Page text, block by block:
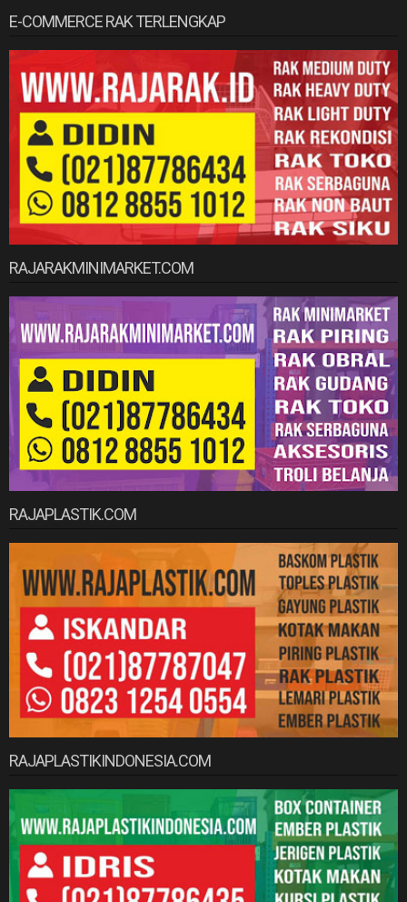
E-COMMERCE RAK TERLENGKAP
RAJARAKMINIMARKET.COM
RAJAPLASTIK.COM
RAJAPLASTIKINDONESIA.COM